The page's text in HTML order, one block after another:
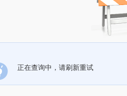
正在查询中，请刷新重试